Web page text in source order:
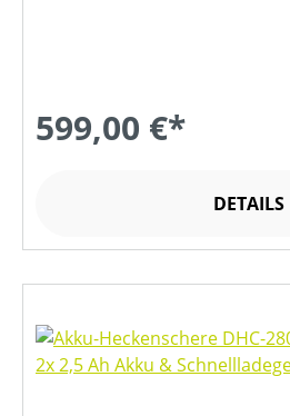
599,00 €*
DETAILS